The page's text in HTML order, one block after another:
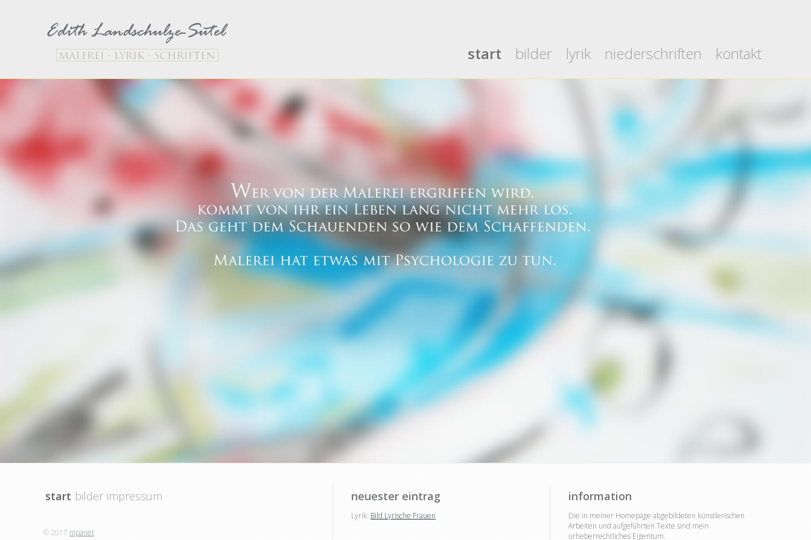
start bilder lyrik niederschriften kontakt
start bilder impressum
© 2017 nipanet
neuester eintrag
Lyrik: Bild Lyrische Frauen
information
Die in meiner Homepage abgebildeten künstlerischen
Arbeiten und aufgeführten Texte sind mein
urheberrechtliches Eigentum.